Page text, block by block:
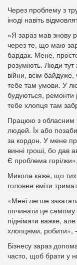
Через проблему з
іноді навіть
«Я зараз мав знову
через те, що маю
бардак. Мене,
розуміють. Люди
війни, всім
тебе там умови. У
будуються, ремонти
тебе хлопця там
Працюю з обласним
людей. Їх або
за кордон. У мене
винні гроші, бо дав
Є проблема
Микола каже, що
головне вміти
«Мені легше
починати це самому
піднімати важке,
хлопцями, робити»,
Бізнесу зараз
часто, щоб брати у